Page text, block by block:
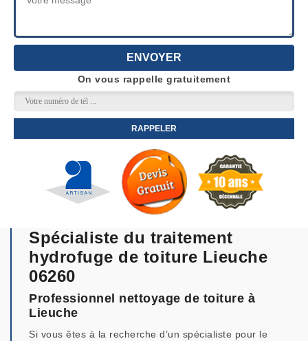
On vous rappelle gratuitement
Spécialiste du traitement
hydrofuge de toiture Lieuche
06260
Professionnel nettoyage de toiture à
Lieuche
Si vous êtes à la recherche d’un spécialiste pour le